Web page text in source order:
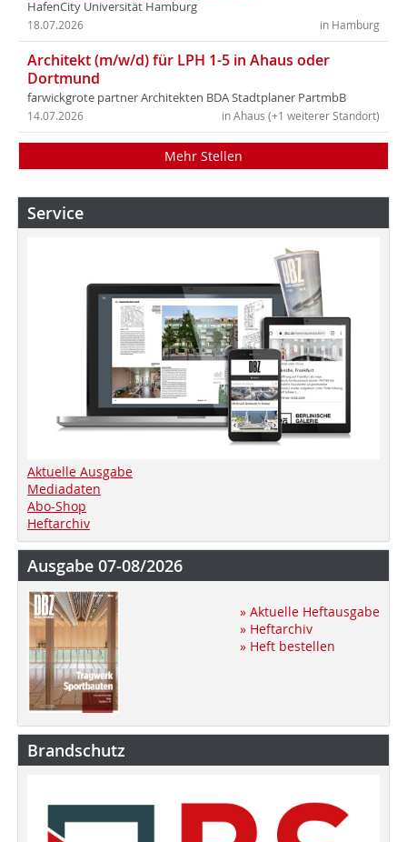
HafenCity Universität Hamburg
in Hamburg
18.07.2026
Architekt (m/w/d) für LPH 1-5 in Ahaus oder
Dortmund
farwickgrote partner Architekten BDA Stadtplaner PartmbB
in Ahaus (+1 weiterer Standort)
14.07.2026
Mehr Stellen
Service
Aktuelle Ausgabe
Mediadaten
Abo-Shop
Heftarchiv
Ausgabe 07-08/2026
» Aktuelle Heftausgabe
» Heftarchiv
» Heft bestellen
Brandschutz